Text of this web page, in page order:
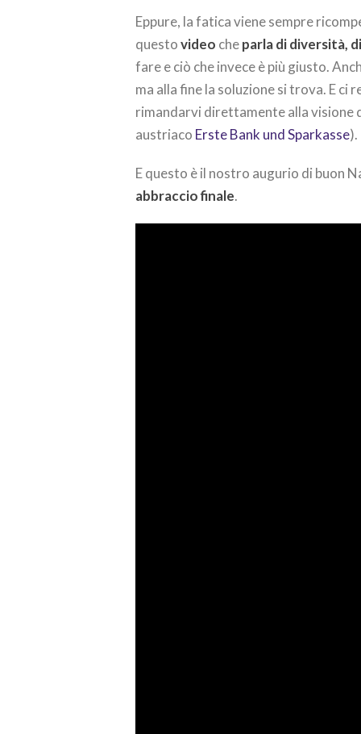
Eppure, la fatica viene sempre
questovideo cheparla di diversità,
fare e ciò che invece è più giusto.
ma alla fine la soluzione si trova. E
rimandarvi direttamente alla visione
austriaco Erste Bank und Sparkasse).
E questo è il nostro augurio di buon
abbracciofinale.